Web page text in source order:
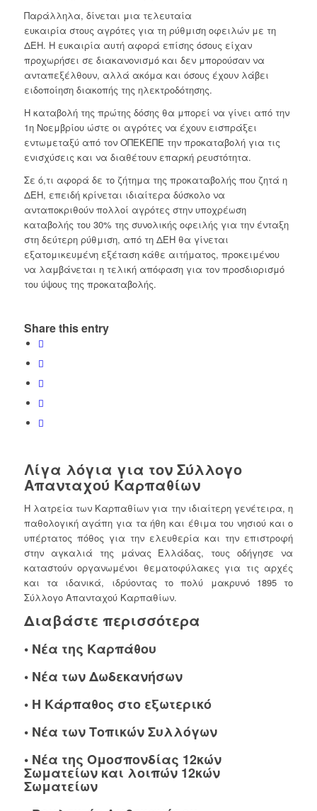
Παράλληλα, δίνεται μια τελευταία
ευκαιρία στους αγρότες για τη ρύθμιση οφειλών με τη
ΔΕΗ. Η ευκαιρία αυτή αφορά επίσης όσους είχαν
προχωρήσει σε διακανονισμό και δεν μπορούσαν να
ανταπεξέλθουν, αλλά ακόμα και όσους έχουν λάβει
ειδοποίηση διακοπής της ηλεκτροδότησης.
Η καταβολή της πρώτης δόσης θα μπορεί να γίνει από την
1η Νοεμβρίου ώστε οι αγρότες να έχουν εισπράξει
εντωμεταξύ από τον ΟΠΕΚΕΠΕ την προκαταβολή για τις
ενισχύσεις και να διαθέτουν επαρκή ρευστότητα.
Σε ό,τι αφορά δε το ζήτημα της προκαταβολής που ζητά η
ΔΕΗ, επειδή κρίνεται ιδιαίτερα δύσκολο να
ανταποκριθούν πολλοί αγρότες στην υποχρέωση
καταβολής του 30% της συνολικής οφειλής για την ένταξη
στη δεύτερη ρύθμιση, από τη ΔΕΗ θα γίνεται
εξατομικευμένη εξέταση κάθε αιτήματος, προκειμένου
να λαμβάνεται η τελική απόφαση για τον προσδιορισμό
του ύψους της προκαταβολής.
Share this entry
Λίγα λόγια για τον Σύλλογο
Απανταχού Καρπαθίων
Η λατρεία των Καρπαθίων για την ιδιαίτερη γενέτειρα, η
παθολογική αγάπη για τα ήθη και έθιμα του νησιού και ο
υπέρτατος πόθος για την ελευθερία και την επιστροφή
στην αγκαλιά της μάνας Ελλάδας, τους οδήγησε να
καταστούν οργανωμένοι θεματοφύλακες για τις αρχές
και τα ιδανικά, ιδρύοντας το πολύ μακρυνό 1895 το
Σύλλογο Απανταχού Καρπαθίων.
Διαβάστε περισσότερα
• Νέα της Καρπάθου
• Νέα των Δωδεκανήσων
• Η Κάρπαθος στο εξωτερικό
• Νέα των Τοπικών Συλλόγων
• Νέα της Ομοσπονδίας 12κών
Σωματείων και λοιπών 12κών
Σωματείων